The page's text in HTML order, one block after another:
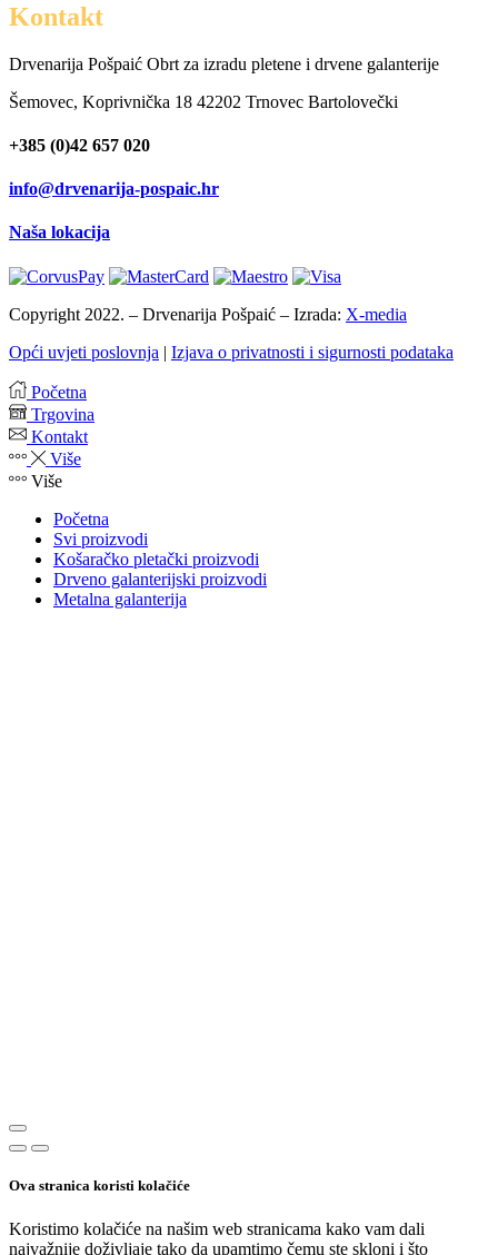
Kontakt
Drvenarija Pošpaić Obrt za izradu pletene i drvene galanterije
Šemovec, Koprivnička 18 42202 Trnovec Bartolovečki
+385 (0)42 657 020
info@drvenarija-pospaic.hr
Naša lokacija
Copyright 2022. – Drvenarija Pošpaić – Izrada: X-media
Opći uvjeti poslovnja | Izjava o privatnosti i sigurnosti podataka
Početna
Trgovina
Kontakt
Više
Više
Početna
Svi proizvodi
Košaračko pletački proizvodi
Drveno galanterijski proizvodi
Metalna galanterija
Ova stranica koristi kolačiće
Koristimo kolačiće na našim web stranicama kako vam dali
najvažnije doživljaje tako da upamtimo čemu ste skloni i što